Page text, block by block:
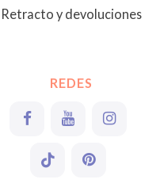
Retracto y devoluciones
REDES